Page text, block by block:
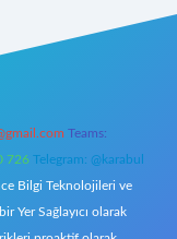
Teams:
726 Telegram: @karabul
Bilgi Teknolojileri ve
Yer Sağlayıcı olarak